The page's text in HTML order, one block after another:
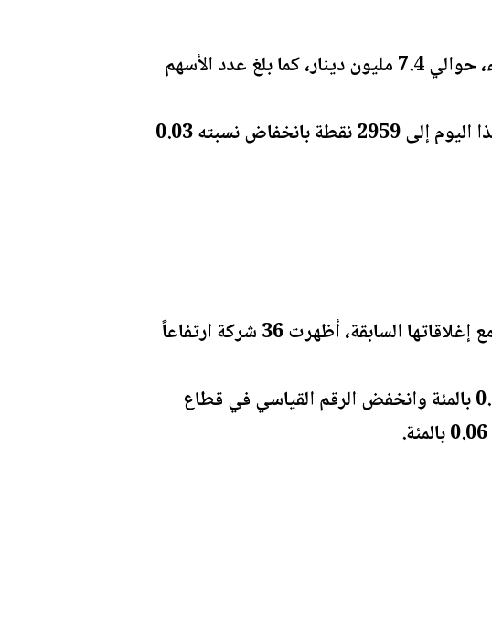
بلغ حجم التداول الإجمالي في بورصة عمان، اليوم الثلاثاء، حوالي 7.4 مليون دينار، كما بلغ عدد الأسهم
وعن مستويات الأسعار، انخفض الرقم القياسي العام لأسعار الأسهم لإغلاق هذا اليوم إلى 2959 نقطة بانخفاض نسبته 0.03
وبمقارنة أسعار الإغلاق للشركات المتداولة لهذا اليوم البالغ عددها 96 شركة مع إغلاقاتها السابقة، أظهرت 36 شركة ارتفاعاً
وعلى المستوى القطاعي، ارتفع الرقم القياسي في قطاع الخدمات بنسبة 0.25 بالمئة وانخفض الرقم القياسي في قطاع